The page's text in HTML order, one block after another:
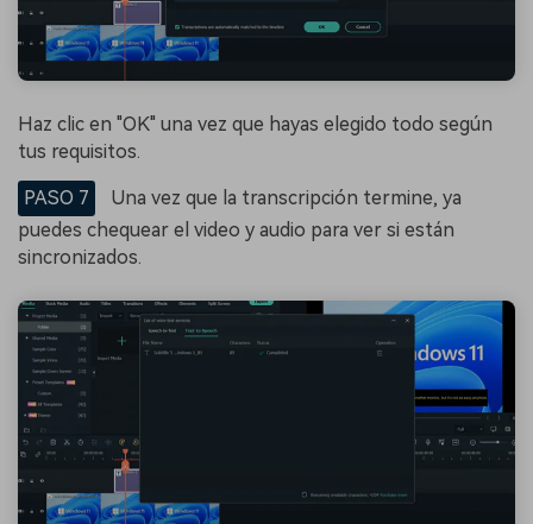
Haz clic en "OK" una vez que hayas elegido todo según
tus requisitos.
PASO 7
Una vez que la transcripción termine, ya
puedes chequear el video y audio para ver si están
sincronizados.